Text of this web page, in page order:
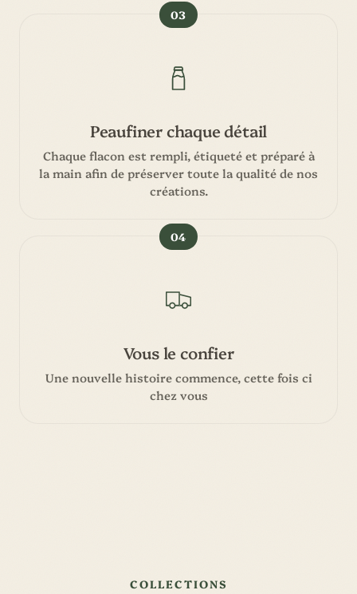
03
Peaufiner chaque détail
Chaque flacon est rempli, étiqueté et préparé à
la main afin de préserver toute la qualité de nos
créations.
04
Vous le confier
Une nouvelle histoire commence, cette fois ci
chez vous
COLLECTIONS